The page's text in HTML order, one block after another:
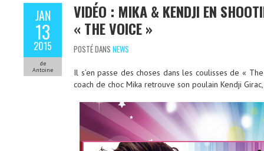
JAN
13
2015
de
Antoine
VIDÉO : MIKA & KENDJI EN
« THE VOICE »
POSTÉ DANS NEWS
Il s’en passe des choses dans les coulisses de «
coach de choc Mika retrouve son poulain Kendji